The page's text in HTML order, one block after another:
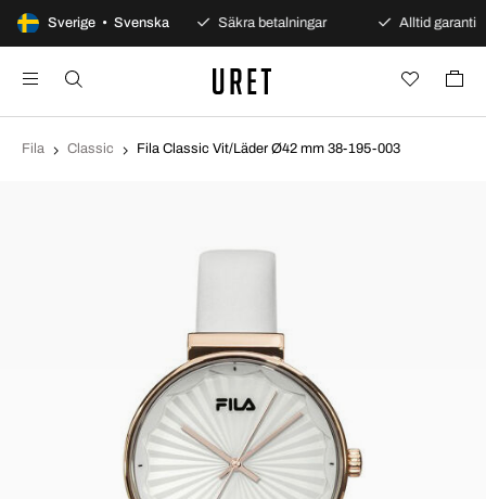
Sverige • Svenska
100 dagars öppet köp Säkra betalningar Alltid garanti
Fila Classic Fila Classic Vit/Läder Ø42 mm 38-195-003